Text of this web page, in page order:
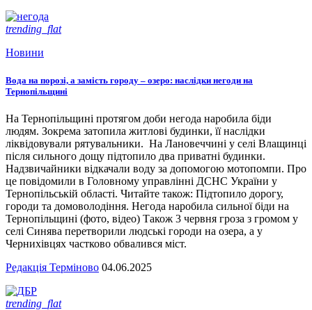
trending_flat
Новини
Вода на порозі, а замість городу – озеро: наслідки негоди на
Тернопільщині
На Тернопільщині протягом доби негода наробила біди
людям. Зокрема затопила житлові будинки, її наслідки
ліквідовували рятувальники. На Лановеччині у селі Влащинці
після сильного дощу підтопило два приватні будинки.
Надзвичайники відкачали воду за допомогою мотопомпи. Про
це повідомили в Головному управлінні ДСНС України у
Тернопільській області. Читайте також: Підтопило дорогу,
городи та домоволодіння. Негода наробила сильної біди на
Тернопільщині (фото, відео) Також 3 червня гроза з громом у
селі Синява перетворили людські городи на озера, а у
Чернихівцях частково обвалився міст.
Редакція Терміново 04.06.2025
trending_flat